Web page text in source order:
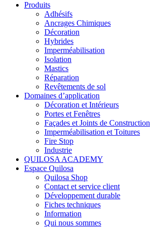
Produits
Adhésifs
Ancrages Chimiques
Décoration
Hybrides
Imperméabilisation
Isolation
Mastics
Réparation
Revêtements de sol
Domaines d’application
Décoration et Intérieurs
Portes et Fenêtres
Façades et Joints de Construction
Imperméabilisation et Toitures
Fire Stop
Industrie
QUILOSA ACADEMY
Espace Quilosa
Quilosa Shop
Contact et service client
Développement durable
Fiches techniques
Information
Qui nous sommes